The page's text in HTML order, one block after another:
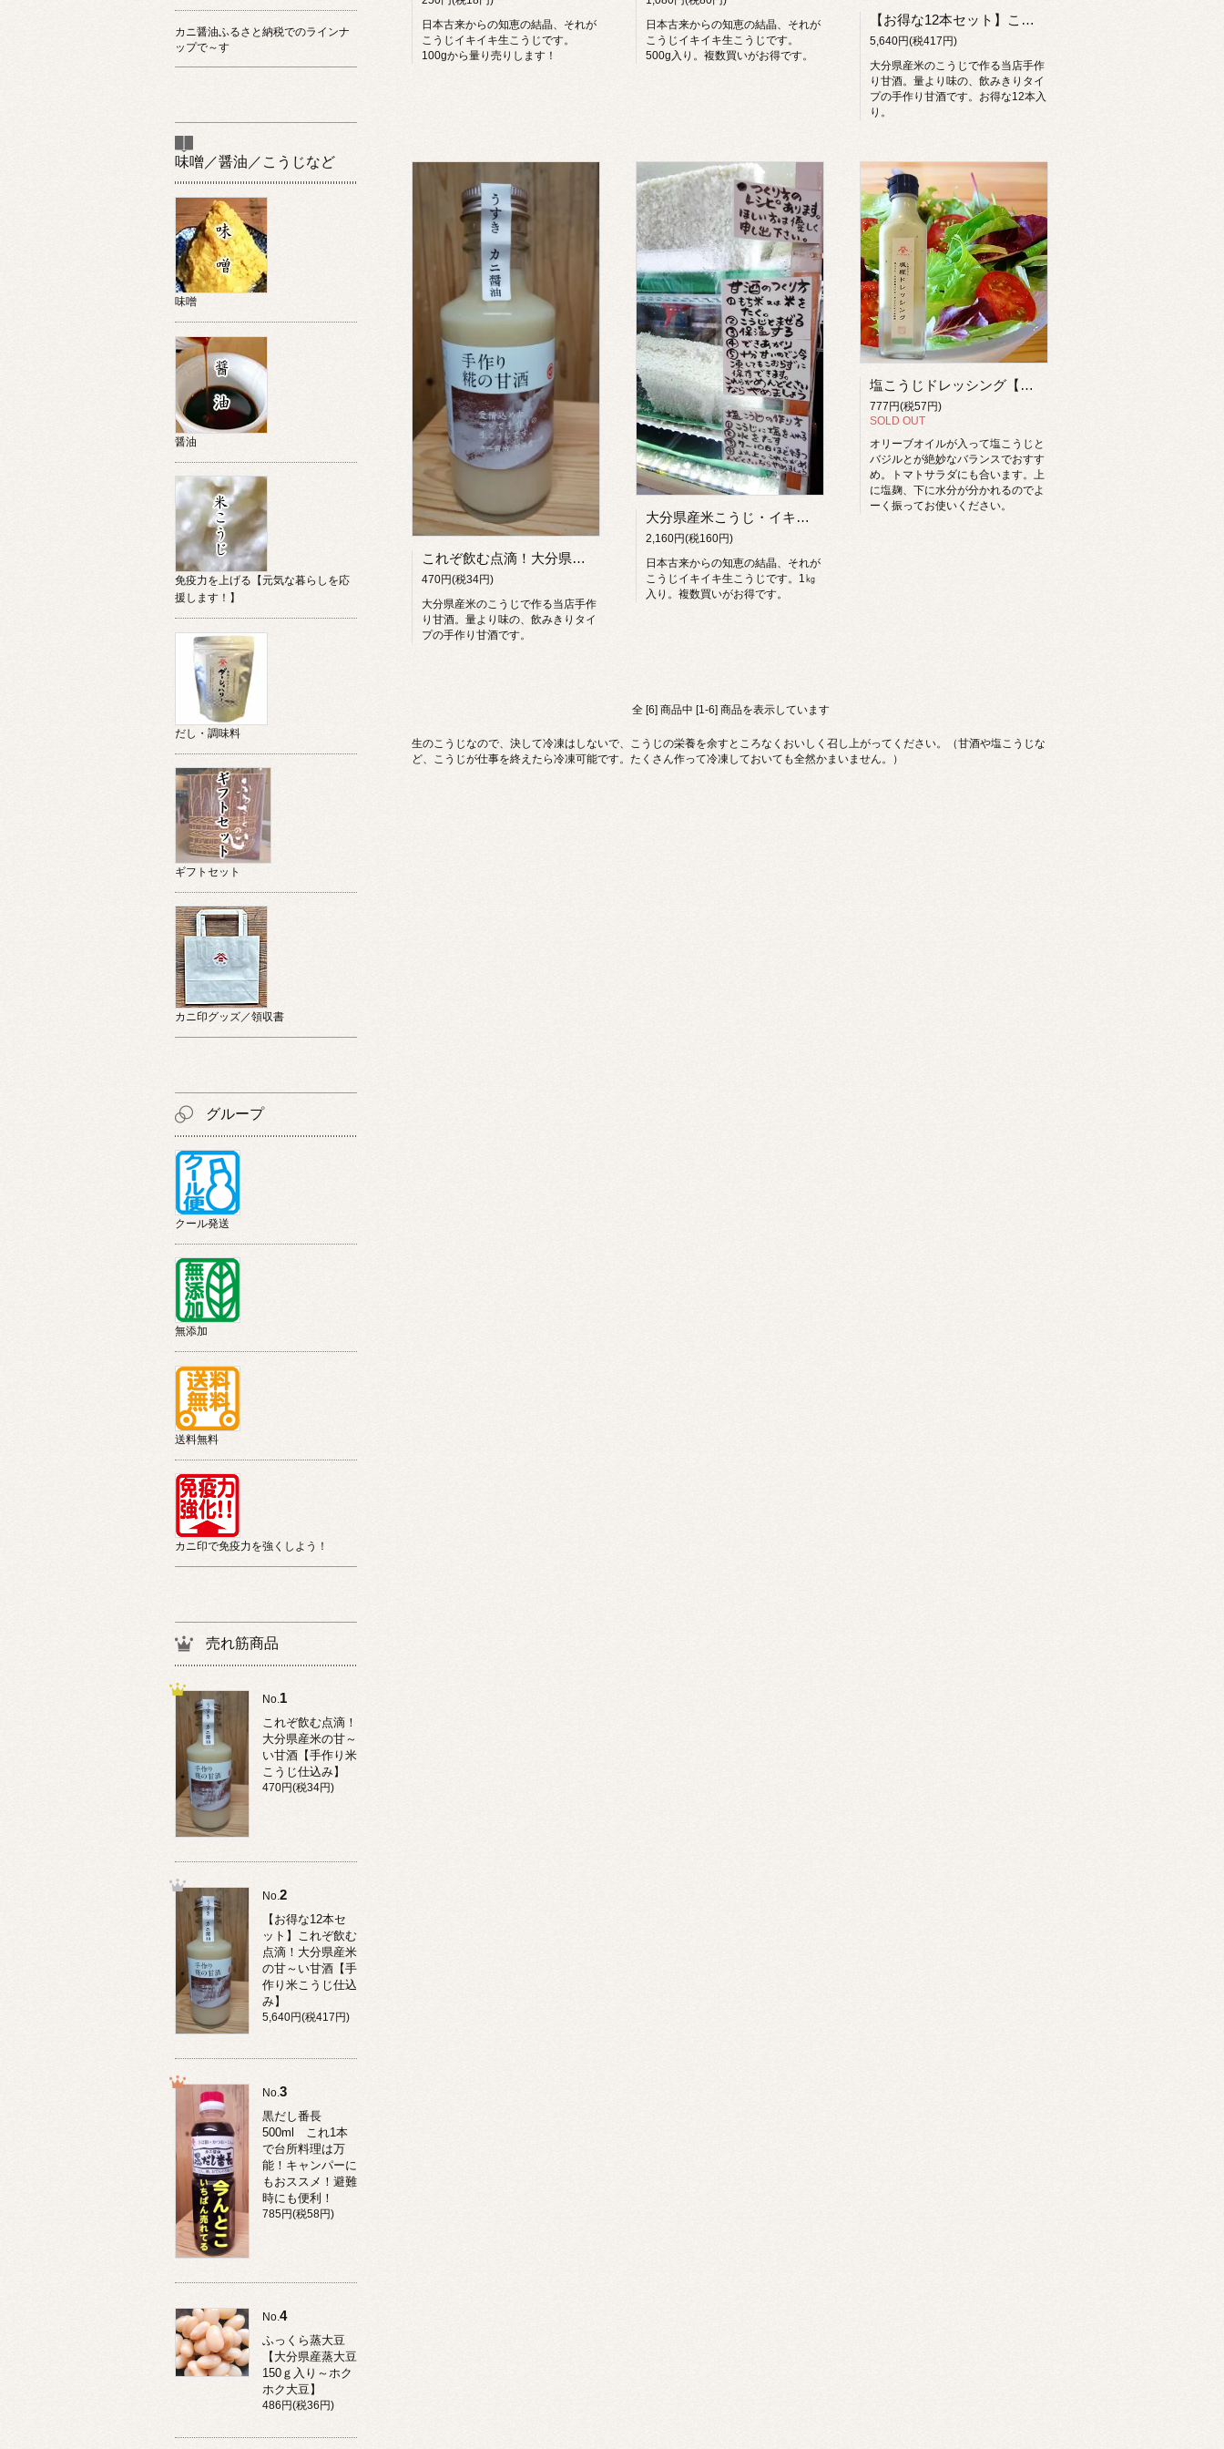
日本古来からの知恵の結晶、それが
こうじイキイキ生こうじです。
100gから量り売りします！
日本古来からの知恵の結晶、それが
こうじイキイキ生こうじです。
500g入り。複数買いがお得です。
【お得な12本セット】これぞ飲む点滴！大分県産米の甘～い甘酒【手作り米こうじ仕込み】
5,640円(税417円)
大分県産米のこうじで作る当店手作
り甘酒。量より味の、飲みきりタイ
プの手作り甘酒です。お得な12本入
り。
これぞ飲む点滴！大分県産米の甘～い甘酒【手作り米こうじ仕込み】
470円(税34円)
大分県産米のこうじで作る当店手作
り甘酒。量より味の、飲みきりタイ
プの手作り甘酒です。
大分県産米こうじ・イキイキ生こうじ1㎏
2,160円(税160円)
日本古来からの知恵の結晶、それが
こうじイキイキ生こうじです。1㎏
入り。複数買いがお得です。
塩こうじドレッシング【手作り無添加】
777円(税57円)
SOLD OUT
オリーブオイルが入って塩こうじと
バジルとが絶妙なバランスでおすす
め。トマトサラダにも合います。上
に塩麹、下に水分が分かれるのでよ
ーく振ってお使いください。
全 [6] 商品中 [1-6] 商品を表示しています
生のこうじなので、決して冷凍はしないで、こうじの栄養を余すところなくおいしく召し上がってください。（甘酒や塩こうじな
ど、こうじが仕事を終えたら冷凍可能です。たくさん作って冷凍しておいても全然かまいません。）
カニ醤油ふるさと納税でのラインナ
ップで～す
味噌／醤油／こうじなど
味噌
醤油
免疫力を上げる【元気な暮らしを応
援します！】
だし・調味料
ギフトセット
カニ印グッズ／領収書
グループ
クール発送
無添加
送料無料
カニ印で免疫力を強くしよう！
売れ筋商品
No.1
これぞ飲む点滴！
大分県産米の甘～
い甘酒【手作り米
こうじ仕込み】
470円(税34円)
No. 2
【お得な12本セ
ット】これぞ飲む
点滴！大分県産米
の甘～い甘酒【手
作り米こうじ仕込
み】
5,640円(税417円)
No. 3
黒だし番長
500ml これ1本
で台所料理は万
能！キャンパーに
もおススメ！避難
時にも便利！
785円(税58円)
No. 4
ふっくら蒸大豆
【大分県産蒸大豆
150ｇ入り～ホク
ホク大豆】
486円(税36円)